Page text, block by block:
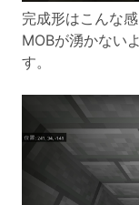
完成形はこんな
MOBが湧かない
す。